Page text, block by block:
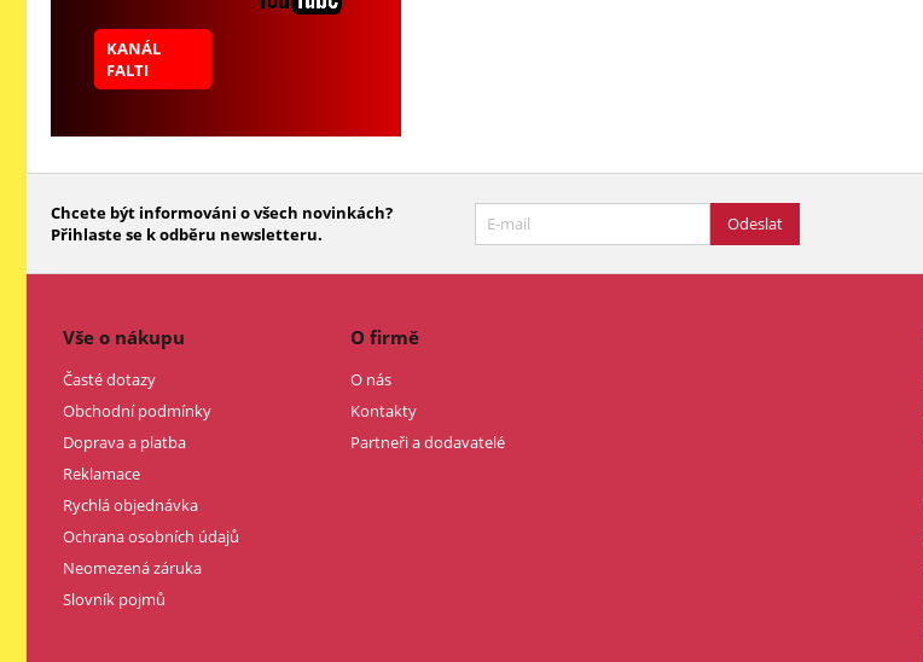
KANÁL
FALTI
Chcete být informováni o všech novinkách?
Přihlaste se k odběru newsletteru.
Odeslat
Vše o nákupu
Časté dotazy
Obchodní podmínky
Doprava a platba
Reklamace
Rychlá objednávka
Ochrana osobních údajů
Neomezená záruka
Slovník pojmů
O firmě
O nás
Kontakty
Partneři a dodavatelé